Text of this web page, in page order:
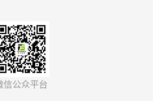
信公众平台